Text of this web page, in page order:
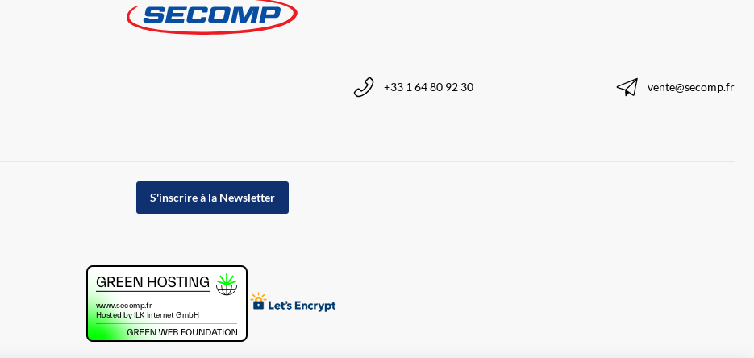
+33 1 64 80 92 30 vente@secomp.fr
S'inscrire à la Newsletter